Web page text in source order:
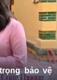
bảo vệ